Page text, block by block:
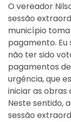
O vereador
sessão
município
pagamento.
não ter sido
pagamentos
urgência, que
iniciar as obras
Neste sentido,
sessão